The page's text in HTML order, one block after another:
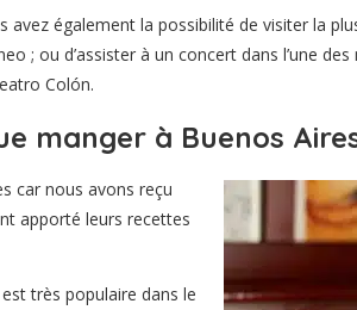
avez également la possibilité de visiter la
; ou d’assister à un concert dans l’une
Colón.
manger à Buenos
car nous avons reçu
apporté leurs recettes
très populaire dans le